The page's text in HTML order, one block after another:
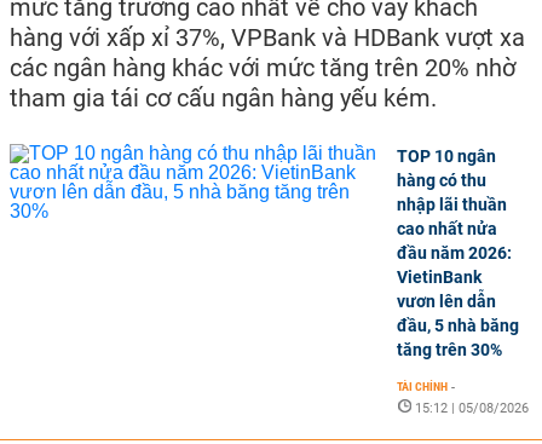
mức tăng trưởng cao nhất về cho vay khách
hàng với xấp xỉ 37%, VPBank và HDBank vượt xa
các ngân hàng khác với mức tăng trên 20% nhờ
tham gia tái cơ cấu ngân hàng yếu kém.
TOP 10 ngân
hàng có thu
nhập lãi thuần
cao nhất nửa
đầu năm 2026:
VietinBank
vươn lên dẫn
đầu, 5 nhà băng
tăng trên 30%
TÀI CHÍNH -
15:12 | 05/08/2026